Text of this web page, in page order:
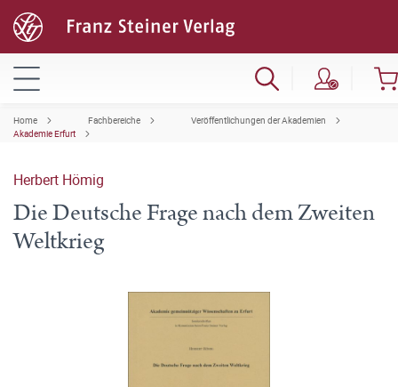
Home Fachbereiche
Veröffentlichungen der Akademien
Akademie Erfurt
Herbert Hömig
Die Deutsche Frage nach dem Zweiten
Weltkrieg